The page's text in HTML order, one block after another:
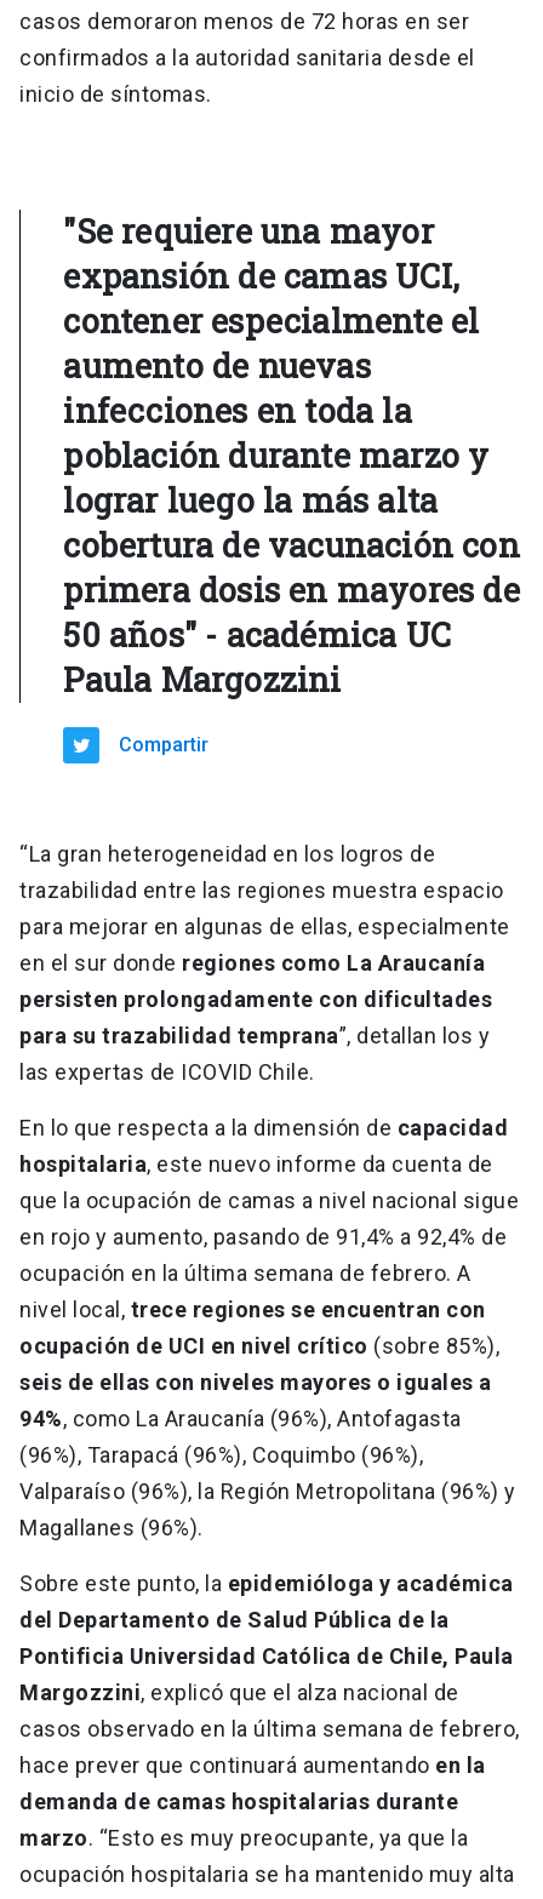
casos demoraron menos de 72 horas en ser
confirmados a la autoridad sanitaria desde el
inicio de síntomas.
"Se requiere una mayor
expansión de camas UCI,
contener especialmente el
aumento de nuevas
infecciones en toda la
población durante marzo y
lograr luego la más alta
cobertura de vacunación con
primera dosis en mayores de
50 años" - académica UC
Paula Margozzini
Compartir
“La gran heterogeneidad en los logros de
trazabilidad entre las regiones muestra espacio
para mejorar en algunas de ellas, especialmente
en el sur donde regiones como La Araucanía
persisten prolongadamente con dificultades
para su trazabilidad temprana”, detallan los y
las expertas de ICOVID Chile.
En lo que respecta a la dimensión de capacidad
hospitalaria, este nuevo informe da cuenta de
que la ocupación de camas a nivel nacional sigue
en rojo y aumento, pasando de 91,4% a 92,4% de
ocupación en la última semana de febrero. A
nivel local, trece regiones se encuentran con
ocupación de UCI en nivel crítico (sobre 85%),
seis de ellas con niveles mayores o iguales a
94%, como La Araucanía (96%), Antofagasta
(96%), Tarapacá (96%), Coquimbo (96%),
Valparaíso (96%), la Región Metropolitana (96%) y
Magallanes (96%).
Sobre este punto, la epidemióloga y académica
del Departamento de Salud Pública de la
Pontificia Universidad Católica de Chile, Paula
Margozzini​, explicó que el alza nacional de
casos observado en la última semana de febrero,
hace prever que continuará aumentando en la
demanda de camas hospitalarias durante
marzo. “Esto es muy preocupante, ya que la
ocupación hospitalaria se ha mantenido muy alta